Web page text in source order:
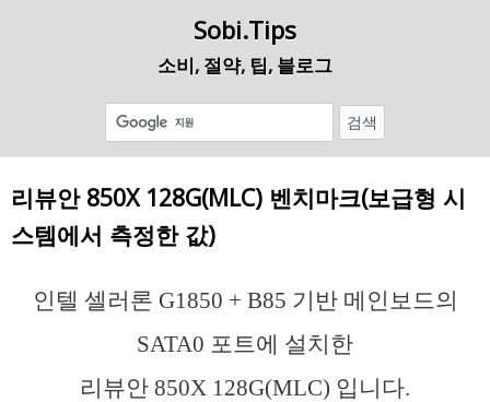
Sobi.Tips
소비, 절약, 팁, 블로그
리뷰안 850X 128G(MLC) 벤치마크(보급형 시
스템에서 측정한 값)
인텔 셀러론 G1850 + B85 기반 메인보드의
SATA0 포트에 설치한
리뷰안 850X 128G(MLC) 입니다.